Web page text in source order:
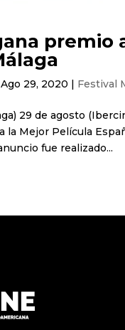
Ago 29, 2020 | Festival
29 de agosto
la Mejor Película
fue realizado...